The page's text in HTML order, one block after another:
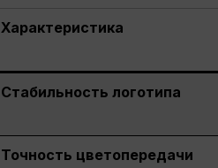
Характеристика
Стабильность логотипа
Точность цветопередачи